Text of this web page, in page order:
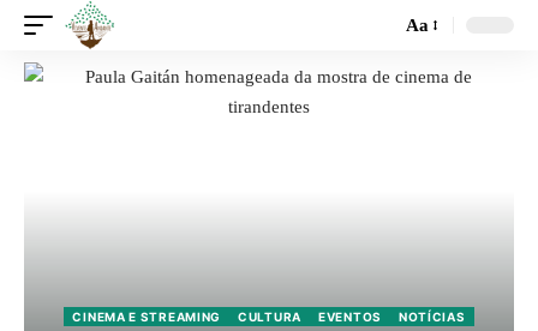
Aa
CINEMA E STREAMING CULTURA EVENTOS NOTÍCIAS